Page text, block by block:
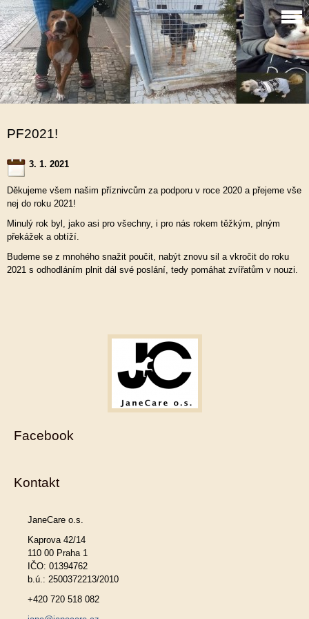
PF2021!
3. 1. 2021
Děkujeme všem našim příznivcům za podporu v roce 2020 a přejeme vše
nej do roku 2021!
Minulý rok byl, jako asi pro všechny, i pro nás rokem těžkým, plným
překážek a obtíží.
Budeme se z mnohého snažit poučit, nabýt znovu sil a vkročit do roku
2021 s odhodláním plnit dál své poslání, tedy pomáhat zvířatům v nouzi.
Facebook
Kontakt
JaneCare o.s.
Kaprova 42/14
110 00 Praha 1
IČO: 01394762
b.ú.: 2500372213/2010
+420 720 518 082